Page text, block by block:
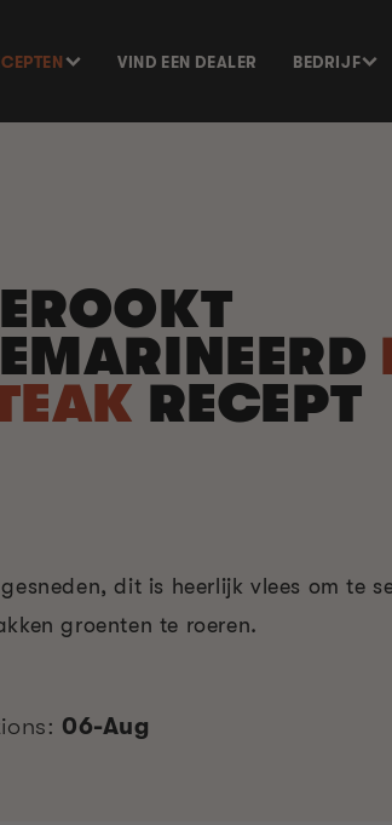
VIND EEN DEALER BEDRIJF
RECEPT
gesneden, dit is heerlijk vlees om te
groenten te roeren.
06-Aug